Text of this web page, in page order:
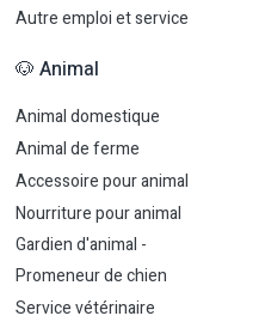
Autre emploi et service
🐶 Animal
Animal domestique
Animal de ferme
Accessoire pour animal
Nourriture pour animal
Gardien d'animal -
Promeneur de chien
Service vétérinaire